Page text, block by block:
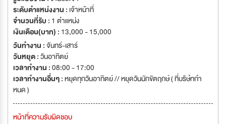
ระดับตำแหน่งงาน : เจ้าหน้าที่
จำนวนที่รับ : 1 ตำแหน่ง
เงินเดือน(บาท) : 13,000 - 15,000
วันทำงาน :จันทร์-เสาร์
วันหยุด :วันอาทิตย์
เวลาทำงาน :08:00 - 17:00
เวลาทำงานอื่นๆ :หยุดทุกวันอาทิตย์ // หยุดวันนักขัตฤกษ์ ( ที่บริษํทกำ
หนด )
หน้าที่ความรับผิดชอบ